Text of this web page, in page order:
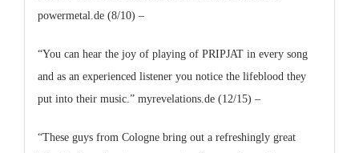
powermetal.de (8/10) –
“You can hear the joy of playing of PRIPJAT in every song
and as an experienced listener you notice the lifeblood they
put into their music.” myrevelations.de (12/15) –
“These guys from Cologne bring out a refreshingly great